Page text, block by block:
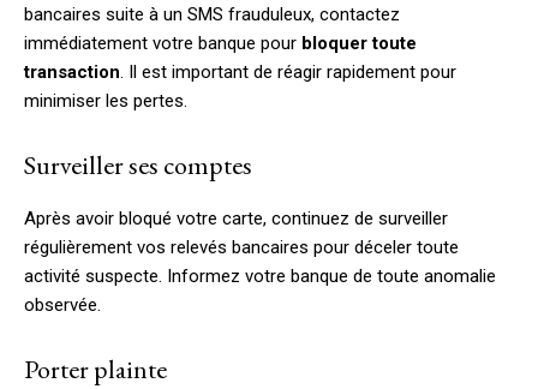
bancaires suite à un SMS frauduleux, contactez
immédiatement votre banque pour bloquer toute
transaction. Il est important de réagir rapidement pour
minimiser les pertes.
Surveiller ses comptes
Après avoir bloqué votre carte, continuez de surveiller
régulièrement vos relevés bancaires pour déceler toute
activité suspecte. Informez votre banque de toute anomalie
observée.
Porter plainte